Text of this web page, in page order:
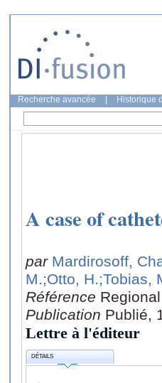
Recherche avancée Historique
A case of
par Mardirosoff,
M.;Otto, H.;Tobias,
Référence
Publication Publié,
Lettre à l'éditeur
DÉTAILS